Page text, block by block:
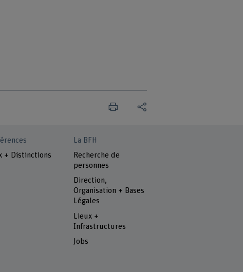
+ Distinctions
La BFH
Recherche de
personnes
Direction,
Organisation + Bases
Légales
Lieux +
Infrastructures
Jobs